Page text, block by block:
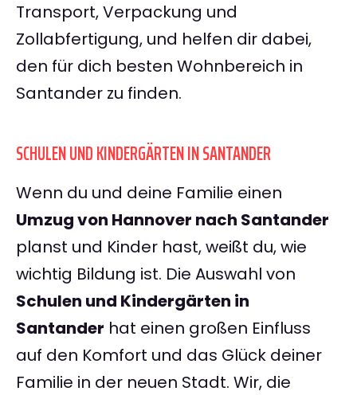
Transport, Verpackung und
Zollabfertigung, und helfen dir dabei,
den für dich besten Wohnbereich in
Santander zu finden.
SCHULEN UND KINDERGÄRTEN IN SANTANDER
Wenn du und deine Familie einen
Umzug von Hannover nach Santander
planst und Kinder hast, weißt du, wie
wichtig Bildung ist. Die Auswahl von
Schulen und Kindergärten in
Santander hat einen großen Einfluss
auf den Komfort und das Glück deiner
Familie in der neuen Stadt. Wir, die